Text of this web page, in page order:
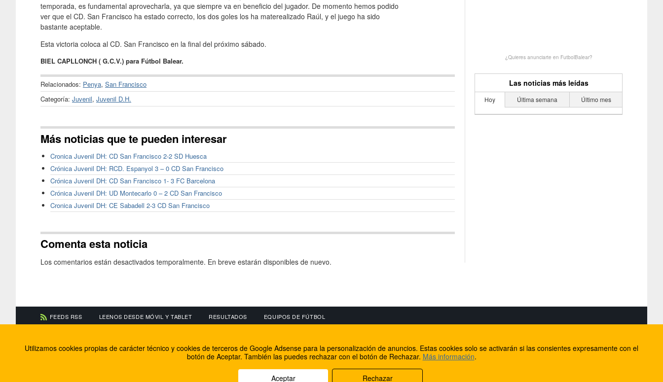
temporada, es fundamental aprovecharla, ya que siempre va en beneficio del jugador. De momento hemos podido
ver que el CD. San Francisco ha estado correcto, los dos goles los ha materealizado Raúl, y el juego ha sido
bastante aceptable.
Esta victoria coloca al CD. San Francisco en la final del próximo sábado.
BIEL CAPLLONCH ( G.C.V.) para Fútbol Balear.
Relacionados: Penya, San Francisco
Categoría: Juvenil, Juvenil D.H.
Más noticias que te pueden interesar
Cronica Juvenil DH: CD San Francisco 2-2 SD Huesca
Crónica Juvenil DH: RCD. Espanyol 3 – 0 CD San Francisco
Crónica Juvenil DH: CD San Francisco 1- 3 FC Barcelona
Crónica Juvenil DH: UD Montecarlo 0 – 2 CD San Francisco
Cronica Juvenil DH: CE Sabadell 2-3 CD San Francisco
Comenta esta noticia
Los comentarios están desactivados temporalmente. En breve estarán disponibles de nuevo.
¿Quieres anunciarte en FutbolBalear?
Las noticias más leídas
Hoy Última semana Último mes
FEEDS RSS LEENOS DESDE MÓVIL Y TABLET RESULTADOS EQUIPOS DE FÚTBOL
Información de contacto
El equipo de FútbolBalear
Soluciones Corporativas IP
Facebook
Twitter
Internet Rural Mallorca
Registro de dominios
Utilizamos cookies propias de carácter técnico y cookies de terceros de Google Adsense para la personalización de anuncios. Estas cookies solo se activarán si las consientes expresamente con el
botón de Aceptar. También las puedes rechazar con el botón de Rechazar. Más información.
Aceptar Rechazar